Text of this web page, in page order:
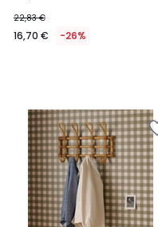
22,83 €
16,70 € -26%